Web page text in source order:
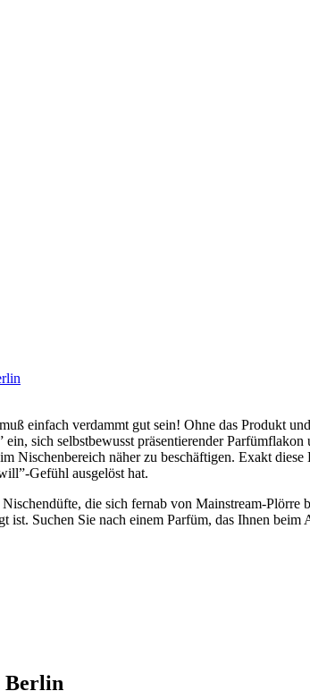
einfach verdammt gut sein! Ohne das Produkt
sich selbstbewusst präsentierender
Nischenbereich näher zu beschäftigen. Exakt
Gefühl ausgelöst hat.
die sich fernab von Mainstream-Plörre
Suchen Sie nach einem Parfüm, das Ihnen
Berlin